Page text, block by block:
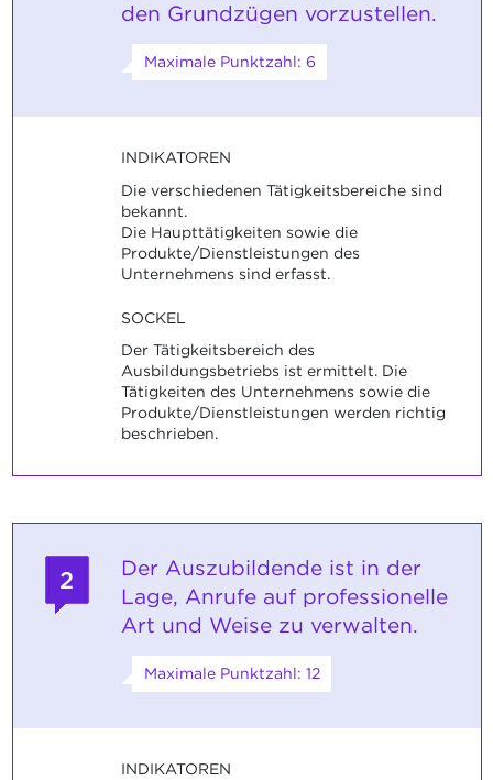
den Grundzügen vorzustellen.
Maximale Punktzahl: 6
INDIKATOREN
Die verschiedenen Tätigkeitsbereiche sind
bekannt.
Die Haupttätigkeiten sowie die
Produkte/Dienstleistungen des
Unternehmens sind erfasst.
SOCKEL
Der Tätigkeitsbereich des
Ausbildungsbetriebs ist ermittelt. Die
Tätigkeiten des Unternehmens sowie die
Produkte/Dienstleistungen werden richtig
beschrieben.
2
Der Auszubildende ist in der
Lage, Anrufe auf professionelle
Art und Weise zu verwalten.
Maximale Punktzahl: 12
INDIKATOREN